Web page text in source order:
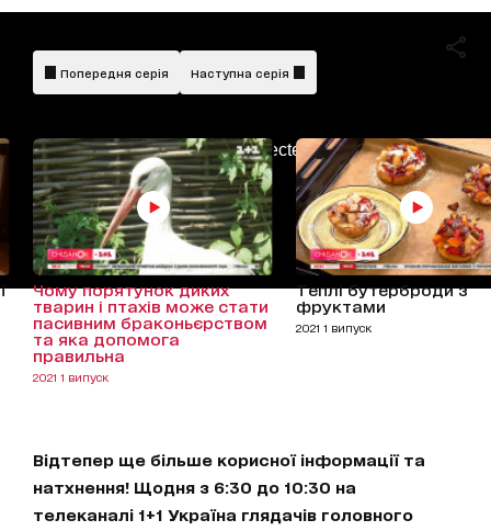
AdBlockDetected!
Попередня серія Наступна серія
Чому порятунок диких
тварин і птахів може стати
пасивним браконьєрством
та яка допомога
правильна
2021 1 випуск
Теплі бутерброди з
фруктами
2021 1 випуск
Відтепер ще більше корисної інформації та
натхнення! Щодня з 6:30 до 10:30 на
телеканалі 1+1 Україна глядачів головного